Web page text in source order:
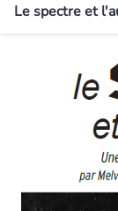
Le spectre et